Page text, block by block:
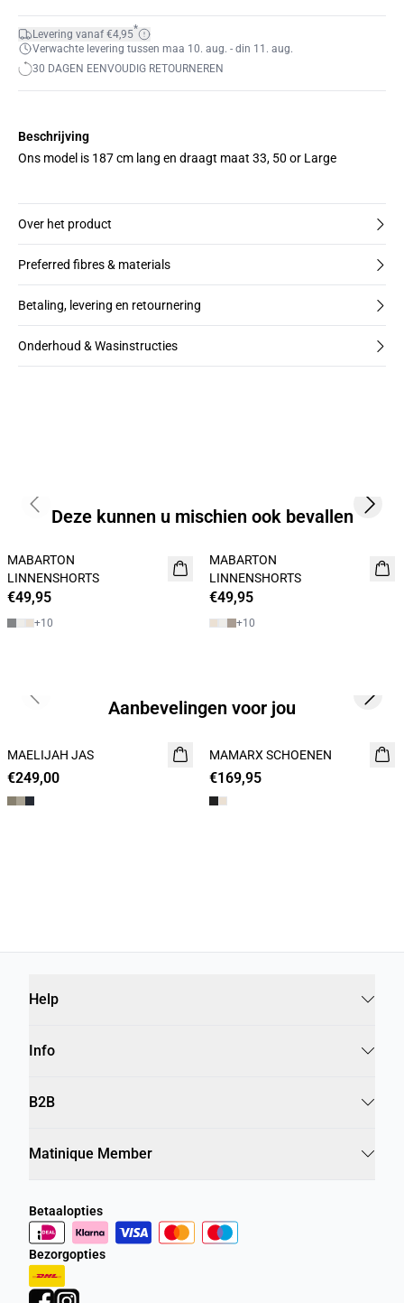
Levering vanaf €4,95*
Verwachte levering tussen maa 10. aug. - din 11. aug.
30 DAGEN EENVOUDIG RETOURNEREN
Beschrijving
Ons model is 187 cm lang en draagt maat 33, 50 or Large
Over het product
Preferred fibres & materials
Betaling, levering en retournering
Onderhoud & Wasinstructies
Deze kunnen u mischien ook bevallen
NIEUW
MABARTON
LINNENSHORTS
€49,95
+10
NIEUW
MABARTON
LINNENSHORTS
€49,95
+10
Previous slide Next
Aanbevelingen voor jou
NIEUW
MAELIJAH JAS
€249,00
NIEUW
MAMARX SCHOENEN
€169,95
Previous slide Next
Help
Info
B2B
Matinique Member
Betaalopties
Bezorgopties